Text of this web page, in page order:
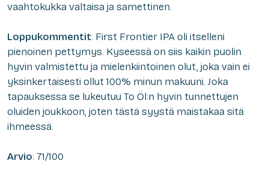
vaahtokukka valtaisa ja samettinen.
Loppukommentit: First Frontier IPA oli itselleni
pienoinen pettymys. Kyseessä on siis kaikin puolin
hyvin valmistettu ja mielenkiintoinen olut, joka vain ei
yksinkertaisesti ollut 100% minun makuuni. Joka
tapauksessa se lukeutuu To Öl:n hyvin tunnettujen
oluiden joukkoon, joten tästä syystä maistakaa sitä
ihmeessä.
Arvio: 71/100